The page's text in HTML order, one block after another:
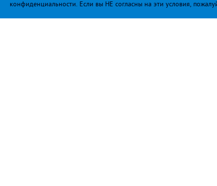
конфиденциальности. Если вы НЕ согласны на эти условия,